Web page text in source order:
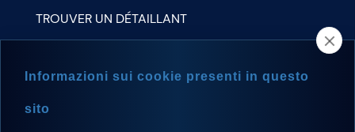
TROUVER UN DÉTAILLANT
Informazioni sui cookie presenti in questo
sito